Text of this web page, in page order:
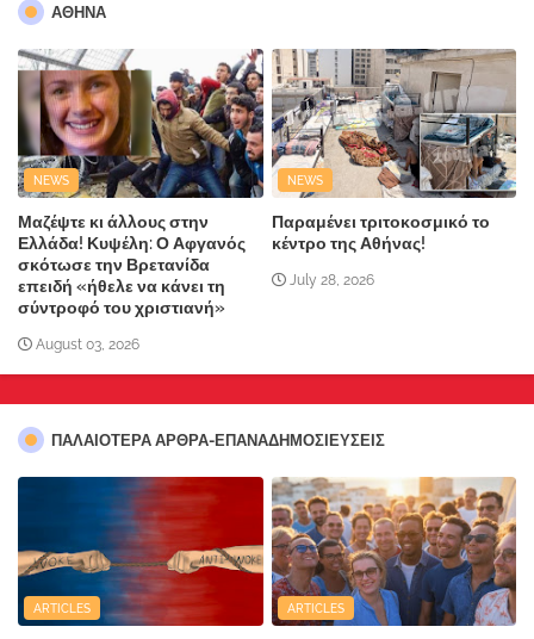
ΑΘΗΝΑ
NEWS
Μαζέψτε κι άλλους στην
Ελλάδα! Κυψέλη: Ο Αφγανός
σκότωσε την Βρετανίδα
επειδή «ήθελε να κάνει τη
σύντροφό του χριστιανή»
August 03, 2026
NEWS
Παραμένει τριτοκοσμικό το
κέντρο της Αθήνας!
July 28, 2026
ΠΑΛΑΙΟΤΕΡΑ ΑΡΘΡΑ-ΕΠΑΝΑΔΗΜΟΣΙΕΥΣΕΙΣ
ARTICLES ARTICLES